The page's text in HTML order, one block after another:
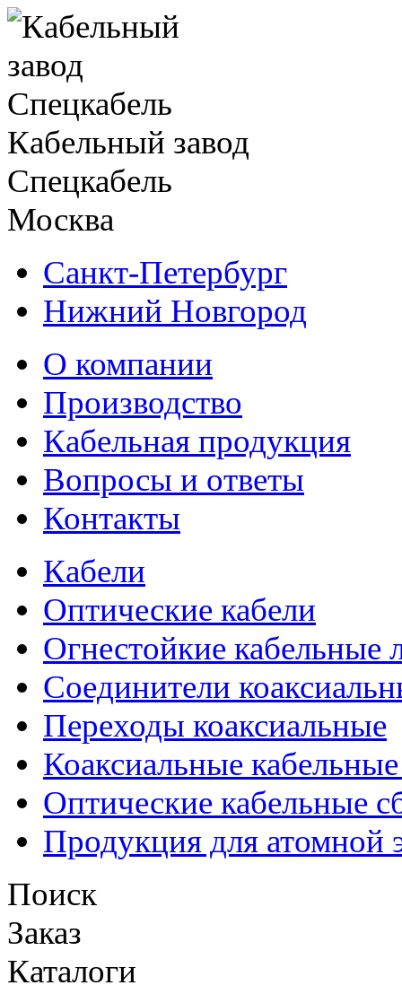
Кабельный завод
Спецкабель
Москва
Санкт-Петербург
Нижний Новгород
О компании
Производство
Кабельная продукция
Вопросы и ответы
Контакты
Кабели
Оптические кабели
Огнестойкие кабельные
Соединители
Переходы коаксиальные
Коаксиальные
Оптические кабельные
Продукция для атомной
Поиск
Заказ
Каталоги